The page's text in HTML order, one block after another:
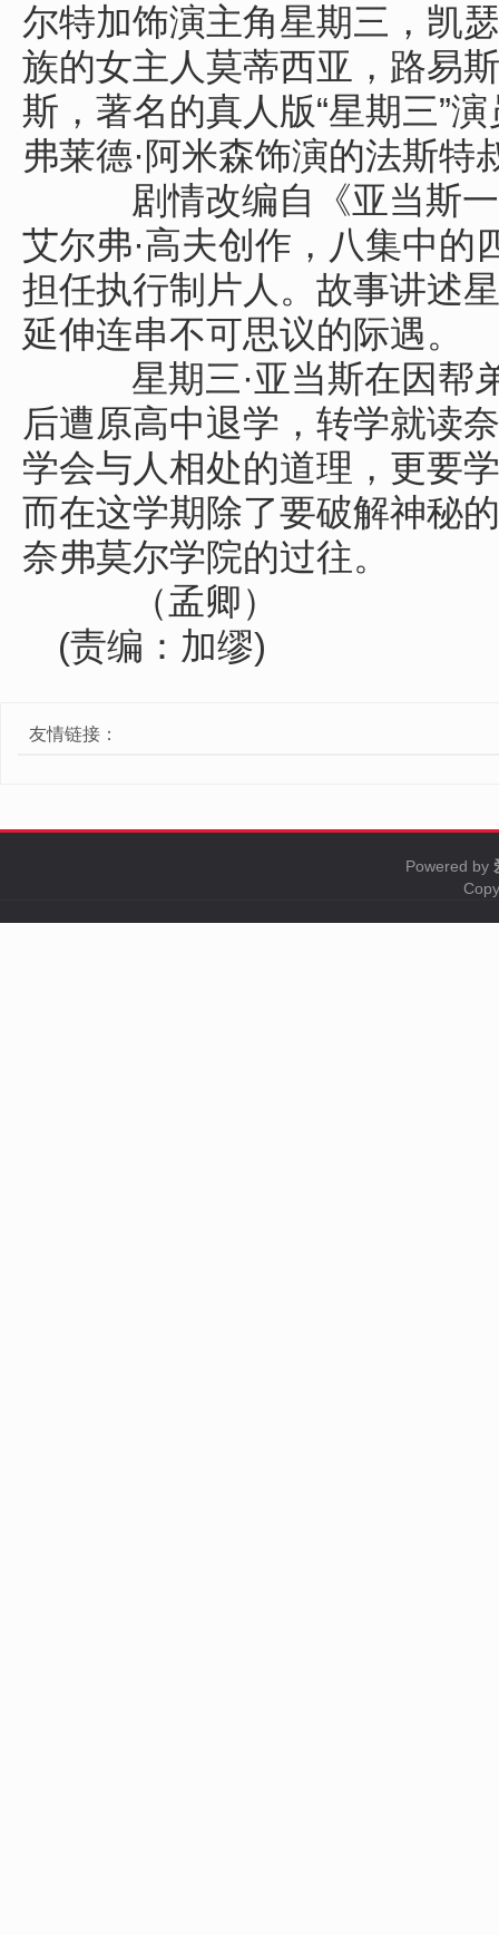
尔特加饰演主角星期三，凯
族的女主人莫蒂西亚，路易
斯，著名的真人版“星期三”
弗莱德·阿米森饰演的法斯特
剧情改编自《亚当斯一
艾尔弗·高夫创作，八集中的
担任执行制片人。故事讲述
延伸连串不可思议的际遇。
星期三·亚当斯在因帮
后遭原高中退学，转学就读
学会与人相处的道理，更要
而在这学期除了要破解神秘
奈弗莫尔学院的过往。
（孟卿）
(责编：加缪)
友情链接：
Powered by